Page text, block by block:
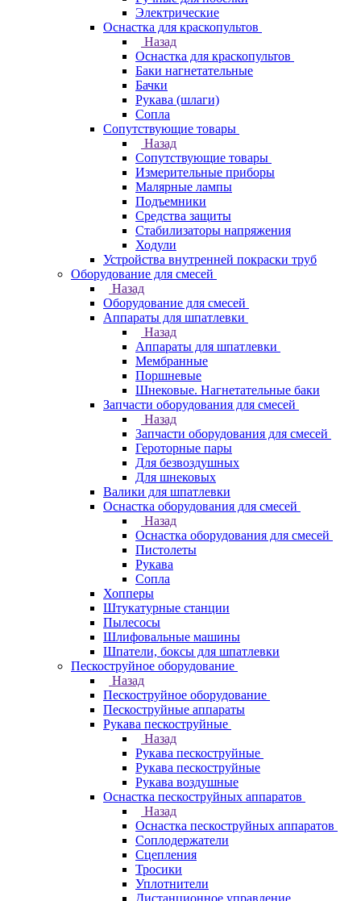
Электрические
Оснастка для краскопультов
Назад
Оснастка для краскопультов
Баки нагнетательные
Бачки
Рукава (шлаги)
Сопла
Сопутствующие товары
Назад
Сопутствующие товары
Измерительные приборы
Малярные лампы
Подъемники
Средства защиты
Стабилизаторы напряжения
Ходули
Устройства внутренней покраски труб
Оборудование для смесей
Назад
Оборудование для смесей
Аппараты для шпатлевки
Назад
Аппараты для шпатлевки
Мембранные
Поршневые
Шнековые. Нагнетательные баки
Запчасти оборудования для смесей
Назад
Запчасти оборудования для смесей
Героторные пары
Для безвоздушных
Для шнековых
Валики для шпатлевки
Оснастка оборудования для смесей
Назад
Оснастка оборудования для смесей
Пистолеты
Рукава
Сопла
Хопперы
Штукатурные станции
Пылесосы
Шлифовальные машины
Шпатели, боксы для шпатлевки
Пескоструйное оборудование
Назад
Пескоструйное оборудование
Пескоструйные аппараты
Рукава пескоструйные
Назад
Рукава пескоструйные
Рукава пескоструйные
Рукава воздушные
Оснастка пескоструйных аппаратов
Назад
Оснастка пескоструйных аппаратов
Соплодержатели
Сцепления
Тросики
Уплотнители
Дистанционное управление